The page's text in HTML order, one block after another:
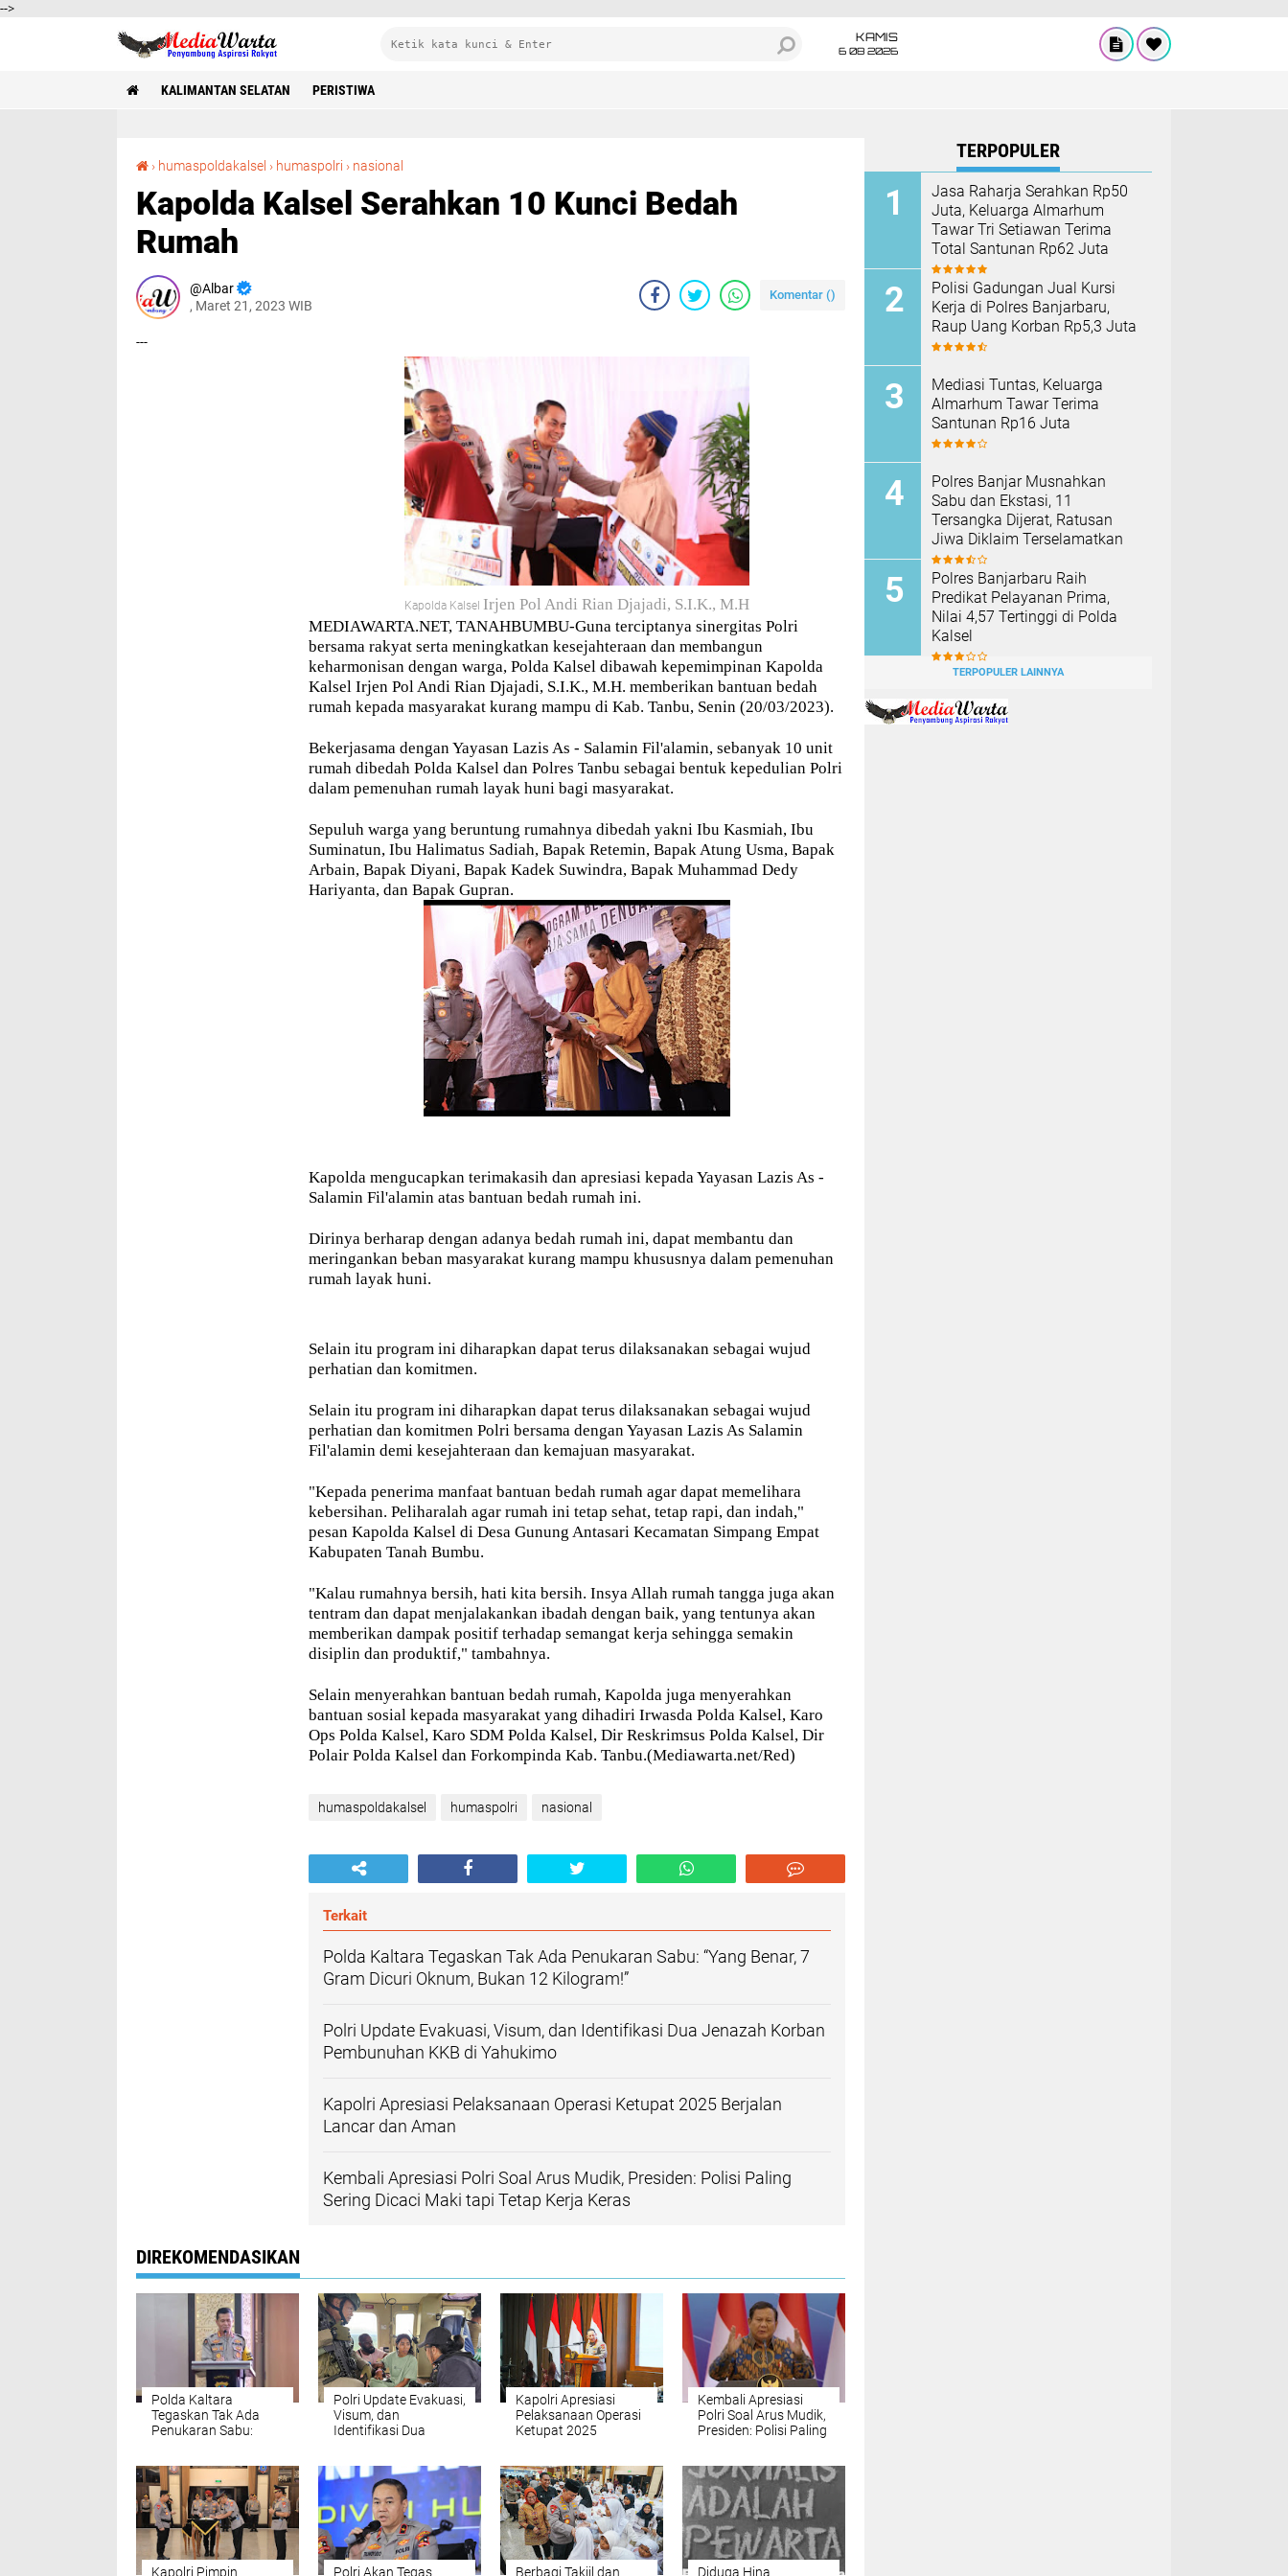
-->
KAMIS
6 08 2026
KALIMANTAN SELATAN PERISTIWA
› humaspoldakalsel › humaspolri › nasional
Kapolda Kalsel Serahkan 10 Kunci Bedah
Rumah
Albar
, Maret 21, 2023 WIB
Komentar ()
---
Kapolda Kalsel Irjen Pol Andi Rian Djajadi, S.I.K., M.H
MEDIAWARTA.NET, TANAHBUMBU-Guna terciptanya sinergitas Polri
bersama rakyat serta meningkatkan kesejahteraan dan membangun
keharmonisan dengan warga, Polda Kalsel dibawah kepemimpinan Kapolda
Kalsel Irjen Pol Andi Rian Djajadi, S.I.K., M.H. memberikan bantuan bedah
rumah kepada masyarakat kurang mampu di Kab. Tanbu, Senin (20/03/2023).
Bekerjasama dengan Yayasan Lazis As - Salamin Fil'alamin, sebanyak 10 unit
rumah dibedah Polda Kalsel dan Polres Tanbu sebagai bentuk kepedulian Polri
dalam pemenuhan rumah layak huni bagi masyarakat.
Sepuluh warga yang beruntung rumahnya dibedah yakni Ibu Kasmiah, Ibu
Suminatun, Ibu Halimatus Sadiah, Bapak Retemin, Bapak Atung Usma, Bapak
Arbain, Bapak Diyani, Bapak Kadek Suwindra, Bapak Muhammad Dedy
Hariyanta, dan Bapak Gupran.
Kapolda mengucapkan terimakasih dan apresiasi kepada Yayasan Lazis As -
Salamin Fil'alamin atas bantuan bedah rumah ini.
Dirinya berharap dengan adanya bedah rumah ini, dapat membantu dan
meringankan beban masyarakat kurang mampu khususnya dalam pemenuhan
rumah layak huni.
Selain itu program ini diharapkan dapat terus dilaksanakan sebagai wujud
perhatian dan komitmen.
Selain itu program ini diharapkan dapat terus dilaksanakan sebagai wujud
perhatian dan komitmen Polri bersama dengan Yayasan Lazis As Salamin
Fil'alamin demi kesejahteraan dan kemajuan masyarakat.
"Kepada penerima manfaat bantuan bedah rumah agar dapat memelihara
kebersihan. Peliharalah agar rumah ini tetap sehat, tetap rapi, dan indah,"
pesan Kapolda Kalsel di Desa Gunung Antasari Kecamatan Simpang Empat
Kabupaten Tanah Bumbu.
"Kalau rumahnya bersih, hati kita bersih. Insya Allah rumah tangga juga akan
tentram dan dapat menjalakankan ibadah dengan baik, yang tentunya akan
memberikan dampak positif terhadap semangat kerja sehingga semakin
disiplin dan produktif," tambahnya.
Selain menyerahkan bantuan bedah rumah, Kapolda juga menyerahkan
bantuan sosial kepada masyarakat yang dihadiri Irwasda Polda Kalsel, Karo
Ops Polda Kalsel, Karo SDM Polda Kalsel, Dir Reskrimsus Polda Kalsel, Dir
Polair Polda Kalsel dan Forkompinda Kab. Tanbu.(Mediawarta.net/Red)
humaspoldakalsel humaspolri nasional
Terkait
Polda Kaltara Tegaskan Tak Ada Penukaran Sabu: “Yang Benar, 7
Gram Dicuri Oknum, Bukan 12 Kilogram!”
Polri Update Evakuasi, Visum, dan Identifikasi Dua Jenazah Korban
Pembunuhan KKB di Yahukimo
Kapolri Apresiasi Pelaksanaan Operasi Ketupat 2025 Berjalan
Lancar dan Aman
Kembali Apresiasi Polri Soal Arus Mudik, Presiden: Polisi Paling
Sering Dicaci Maki tapi Tetap Kerja Keras
DIREKOMENDASIKAN
Polda Kaltara
Tegaskan Tak Ada
Penukaran Sabu:
12 Kilogram!”
Polri Update Evakuasi,
Visum, dan
Identifikasi Dua
Yahukimo
Kapolri Apresiasi
Pelaksanaan Operasi
Ketupat 2025
Kembali Apresiasi
Polri Soal Arus Mudik,
Presiden: Polisi Paling
Kapolri Pimpin Polri Akan Tegas Berbagi Takjil dan Diduga Hina
TERPOPULER
Jasa Raharja Serahkan Rp50
Juta, Keluarga Almarhum
Tawar Tri Setiawan Terima
Total Santunan Rp62 Juta
Polisi Gadungan Jual Kursi
Kerja di Polres Banjarbaru,
Raup Uang Korban Rp5,3 Juta
Mediasi Tuntas, Keluarga
Almarhum Tawar Terima
Santunan Rp16 Juta
Polres Banjar Musnahkan
Sabu dan Ekstasi, 11
Tersangka Dijerat, Ratusan
Jiwa Diklaim Terselamatkan
Polres Banjarbaru Raih
Predikat Pelayanan Prima,
Nilai 4,57 Tertinggi di Polda
Kalsel
TERPOPULER LAINNYA